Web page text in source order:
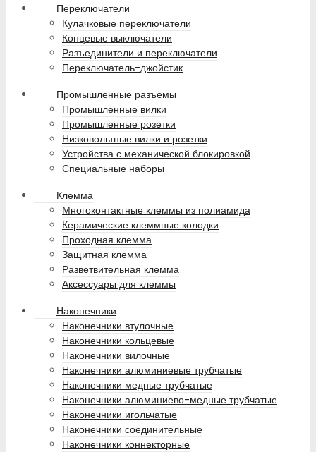
Переключатели
Кулачковые переключатели
Концевые выключатели
Разъединители и переключатели
Переключатель-джойстик
Промышленные разъемы
Промышленные вилки
Промышленные розетки
Низковольтные вилки и розетки
Устройства с механической блокировкой
Специальные наборы
Клемма
Многоконтактные клеммы из полиамида
Керамические клеммные колодки
Проходная клемма
Защитная клемма
Разветвительная клемма
Аксессуары для клеммы
Наконечники
Наконечники втулочные
Наконечники кольцевые
Наконечники вилочные
Наконечники алюминиевые трубчатые
Наконечники медные трубчатые
Наконечники алюминиево-медные трубчатые
Наконечники игольчатые
Наконечники соединительные
Наконечники коннекторные